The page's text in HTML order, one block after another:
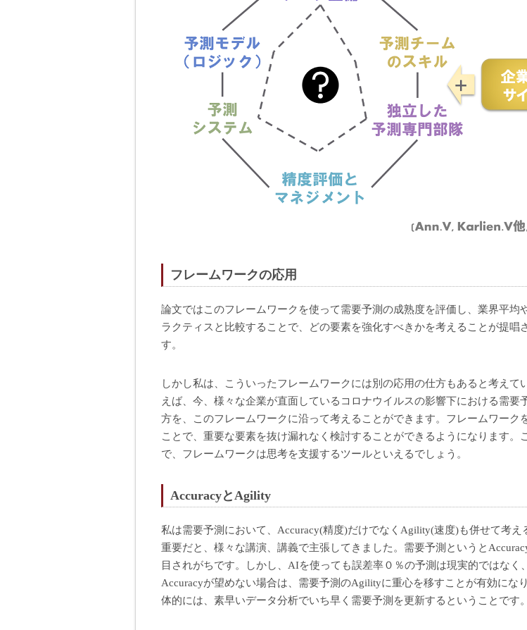
フレームワークの応用
論文ではこのフレームワークを使って需要予測の成熟度を評価し、業界平均
ラクティスと比較することで、どの要素を強化すべきかを考えることが提唱
す。
しかし私は、こういったフレームワークには別の応用の仕方もあると考えて
えば、今、様々な企業が直面しているコロナウイルスの影響下における需要
方を、このフレームワークに沿って考えることができます。フレームワーク
ことで、重要な要素を抜け漏れなく検討することができるようになります。
で、フレームワークは思考を支援するツールといえるでしょう。
AccuracyとAgility
私は需要予測において、Accuracy(精度)だけでなくAgility(速度)も併せて考え
重要だと、様々な講演、講義で主張してきました。需要予測というと
目されがちです。しかし、AIを使っても誤差率０％の予測は現実的ではなく
Accuracyが望めない場合は、需要予測のAgilityに重心を移すことが有効にな
体的には、素早いデータ分析でいち早く需要予測を更新するということです。